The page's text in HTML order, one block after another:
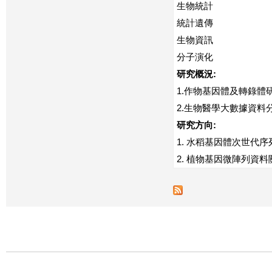
生物統計
統計遺傳
生物資訊
分子演化
研究概況:
1.作物基因體及轉錄體
2.生物醫學大數據資料
研究方向:
1. 水稻基因體次世代序
2. 植物基因微陣列資料